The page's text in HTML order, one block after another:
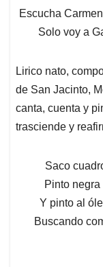
Escucha
Solo voy a
Lirico nato,
de San Jacinto,
canta, cuenta y
trasciende y
Saco
Pinto
Y pinto al
Buscando